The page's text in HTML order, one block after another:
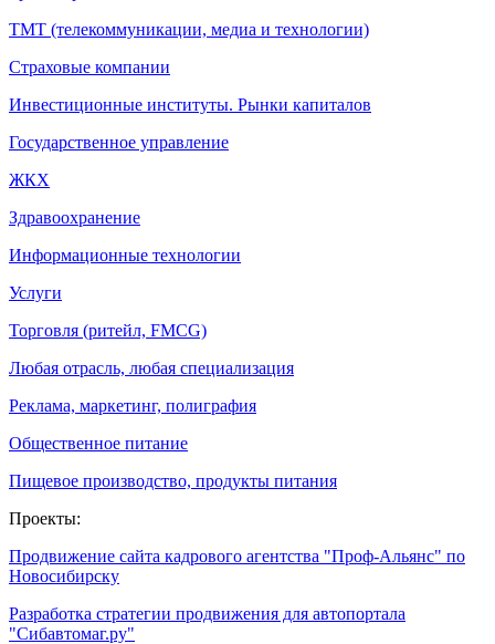
ТМТ (телекоммуникации, медиа и технологии)
Страховые компании
Инвестиционные институты. Рынки капиталов
Государственное управление
ЖКХ
Здравоохранение
Информационные технологии
Услуги
Торговля (ритейл, FMCG)
Любая отрасль, любая специализация
Реклама, маркетинг, полиграфия
Общественное питание
Пищевое производство, продукты питания
Проекты:
Продвижение сайта кадрового агентства "Проф-Альянс" по
Новосибирску
Разработка стратегии продвижения для автопортала
"Сибавтомаг.ру"